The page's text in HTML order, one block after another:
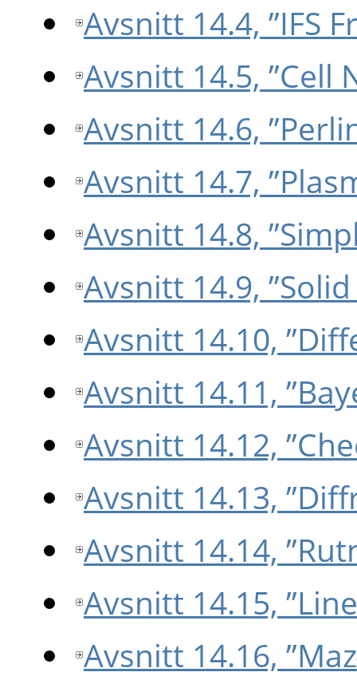
Avsnitt 14.4, ”IFS
Avsnitt 14.5, ”Cell
Avsnitt 14.6,
Avsnitt 14.7,
Avsnitt 14.8,
Avsnitt 14.9,
Avsnitt 14.10,
Avsnitt 14.11,
Avsnitt 14.12,
Avsnitt 14.13,
Avsnitt 14.14,
Avsnitt 14.15,
Avsnitt 14.16,